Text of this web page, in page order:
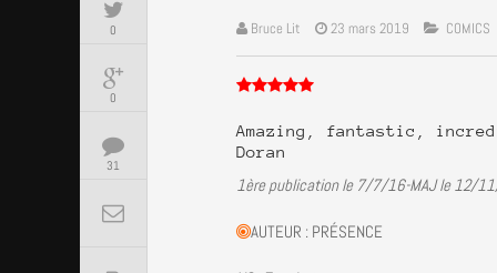
0
0
31
Bruce Lit 23 mars 2019 COMICS
Amazing, fantastic,
Doran
1ère publication le 7/7/16-MAJ le 12/
AUTEUR : PRÉSENCE